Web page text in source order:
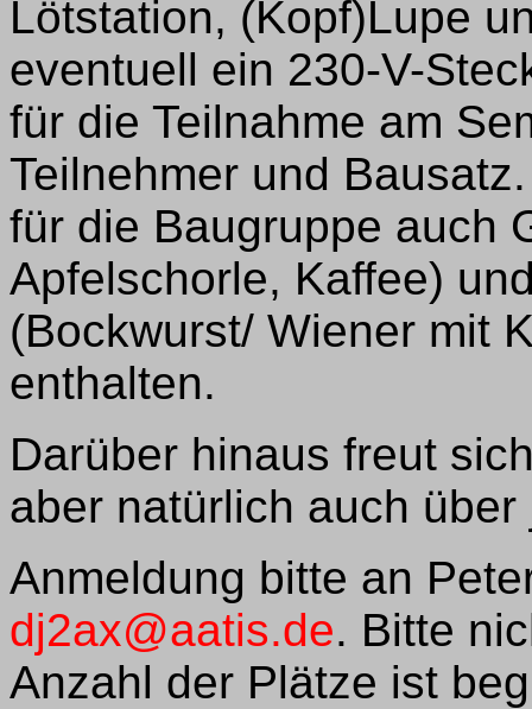
Lötstation, (Kopf)Lupe
eventuell ein 230-V-
für die Teilnahme am
Teilnehmer und
für die Baugruppe auch
Apfelschorle, Kaffee)
(Bockwurst/ Wiener mit
enthalten.
Darüber hinaus freut
aber natürlich auch
Anmeldung bitte an
dj2ax@aatis.de. Bitte
Anzahl der Plätze ist